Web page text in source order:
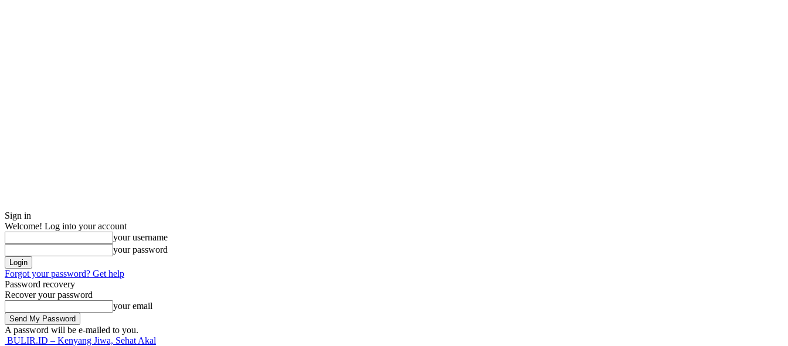
Sign in
Welcome! Log into your account
your username
your password
Forgot your password? Get help
Password recovery
Recover your password
your email
A password will be e-mailed to you.
BULIR.ID – Kenyang Jiwa, Sehat Akal